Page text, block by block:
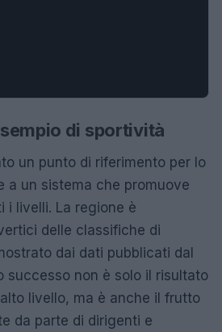
di sportività
un punto di riferimento per lo
a un sistema che promuove
i livelli. La regione è
delle classifiche di
dai dati pubblicati dal
successo non è solo il risultato
livello, ma è anche il frutto
da parte di dirigenti e